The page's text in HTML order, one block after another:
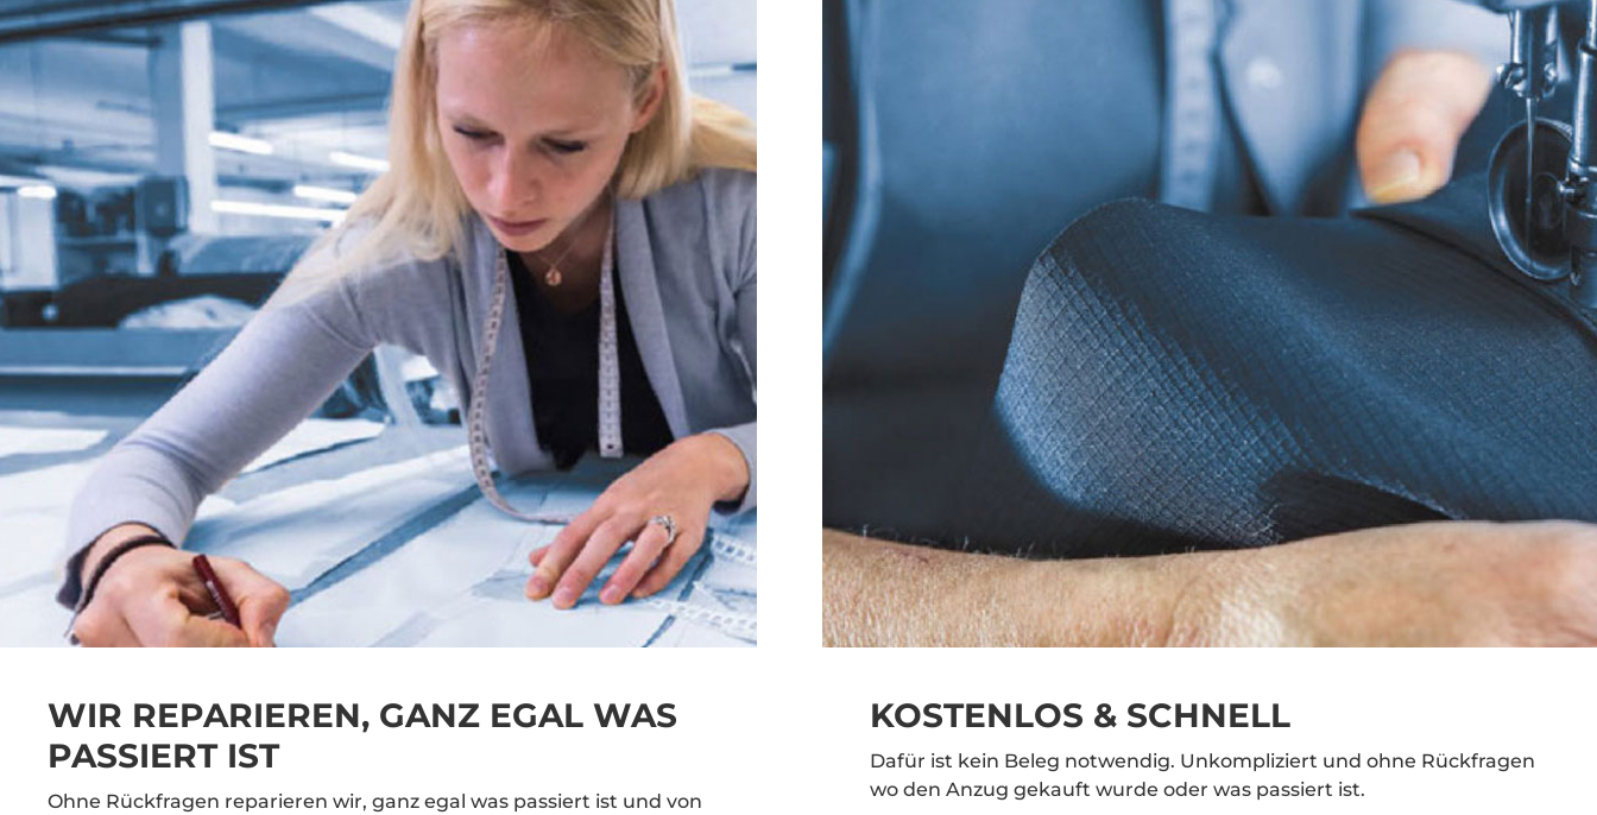
WIR REPARIEREN, GANZ EGAL WAS
PASSIERT IST
Ohne Rückfragen reparieren wir, ganz egal was passiert ist und von
KOSTENLOS & SCHNELL
Dafür ist kein Beleg notwendig. Unkompliziert und ohne Rückfragen
wo den Anzug gekauft wurde oder was passiert ist.